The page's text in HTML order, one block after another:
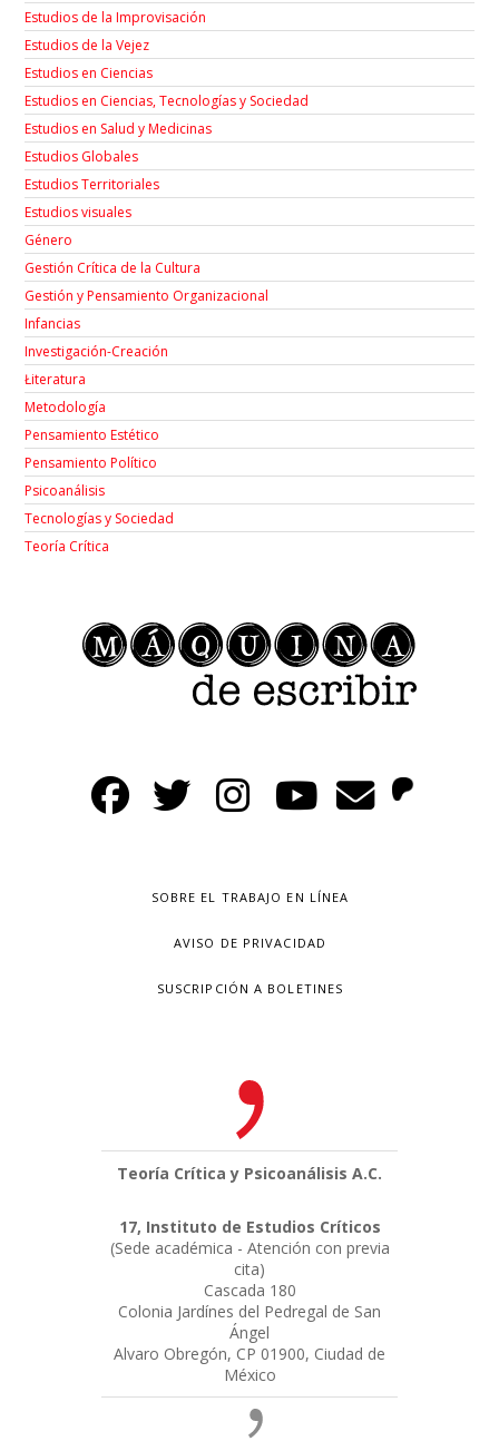
Estudios de la Improvisación
Estudios de la Vejez
Estudios en Ciencias
Estudios en Ciencias, Tecnologías y Sociedad
Estudios en Salud y Medicinas
Estudios Globales
Estudios Territoriales
Estudios visuales
Género
Gestión Crítica de la Cultura
Gestión y Pensamiento Organizacional
Infancias
Investigación-Creación
Łiteratura
Metodología
Pensamiento Estético
Pensamiento Político
Psicoanálisis
Tecnologías y Sociedad
Teoría Crítica
SOBRE EL TRABAJO EN LÍNEA
AVISO DE PRIVACIDAD
SUSCRIPCIÓN A BOLETINES
Teoría Crítica y Psicoanálisis A.C.
17, Instituto de Estudios Críticos
(Sede académica - Atención con previa
cita)
Cascada 180
Colonia Jardínes del Pedregal de San
Ángel
Alvaro Obregón, CP 01900, Ciudad de
México